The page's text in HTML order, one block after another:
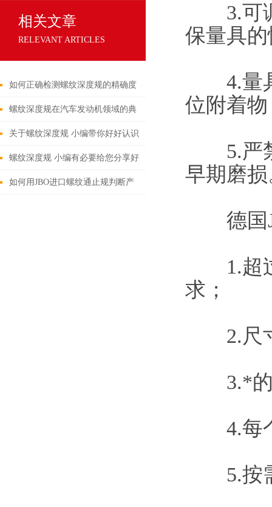
相关文章
RELEVANT ARTICLES
如何正确检测螺纹深度规的精确度
螺纹深度规在汽车发动机领域的典
型应用
关于螺纹深度规 小编带你好好认识
一下
螺纹深度规 小编有必要给您分享好
知识
如何用JBO进口螺纹通止规判断产
3.可调
保量具
4.量具
位附着
5.严禁
早期磨
德国
1.超过
求；
2.尺寸
3.*的
4.每个
5.按需